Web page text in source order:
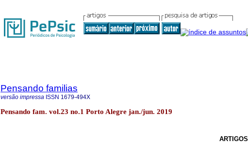
Pensando familias
versão impressa ISSN 1679-494X
Pensando fam. vol.23 no.1 Porto Alegre jan./jun. 2019
ARTIGOS